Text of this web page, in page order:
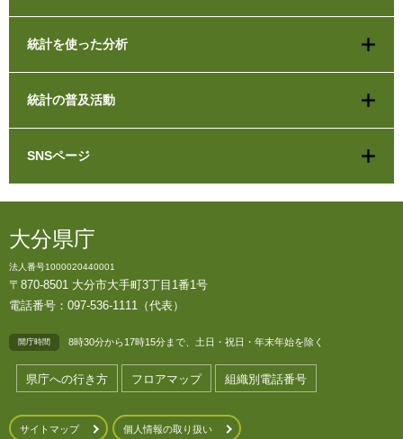
統計を使った分析
統計の普及活動
SNSページ
大分県庁
法人番号1000020440001
〒870-8501 大分市大手町3丁目1番1号
電話番号：097-536-1111（代表）
開庁時間 8時30分から17時15分まで、土日・祝日・年末年始を除く
県庁への行き方 フロアマップ 組織別電話番号
サイトマップ 個人情報の取り扱い